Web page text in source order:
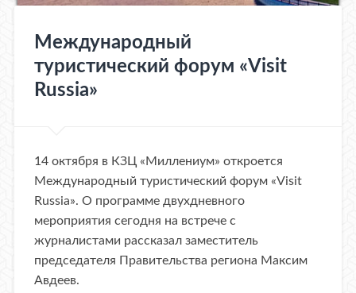
Международный
туристический форум «Visit
Russia»
14 октября в КЗЦ «Миллениум» откроется
Международный туристический форум «Visit
Russia». О программе двухдневного
мероприятия сегодня на встрече с
журналистами рассказал заместитель
председателя Правительства региона Максим
Авдеев.